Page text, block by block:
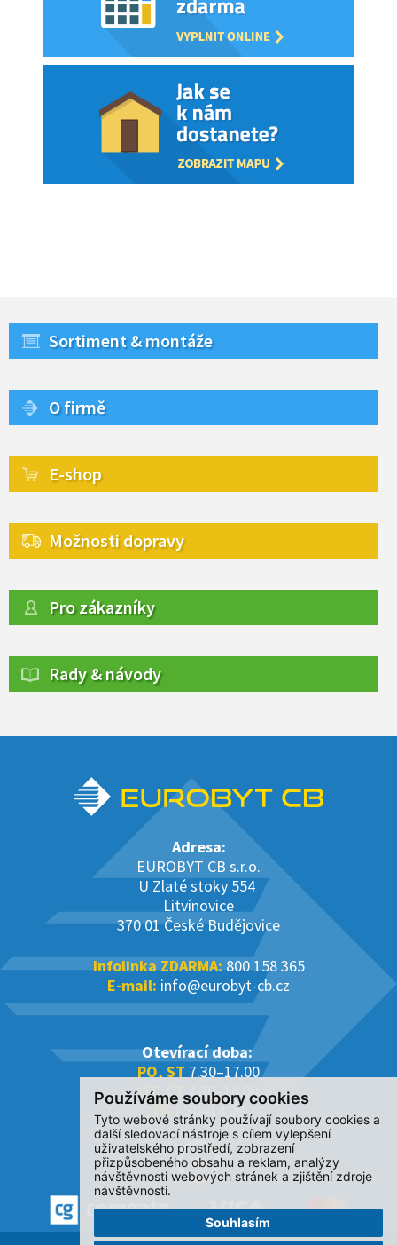
Používáme soubory cookies
Tyto webové stránky používají soubory cookies a
další sledovací nástroje s cílem vylepšení
uživatelského prostředí, zobrazení
přizpůsobeného obsahu a reklam, analýzy
návštěvnosti webových stránek a zjištění zdroje
návštěvnosti.
Souhlasím
Sortiment & montáže
O firmě
E-shop
Možnosti dopravy
Pro zákazníky
Rady & návody
Adresa:
EUROBYT CB s.r.o.
U Zlaté stoky 554
Litvínovice
370 01 České Budějovice
Infolinka ZDARMA:800 158 365
E-mail: info@eurobyt-cb.cz
Otevírací doba:
PO, ST 7.30–17.00
ÚT, ČT7.30–16.00
PÁ7.30–14.00